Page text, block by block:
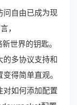
问自由已成为现
，
世界的钥匙。
的多协议支持和
得简单直观。
对如何添加配置